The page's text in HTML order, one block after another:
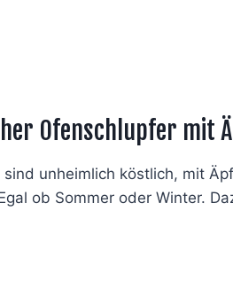
Ofenschlupfer mit
unheimlich köstlich, mit
ob Sommer oder Winter.